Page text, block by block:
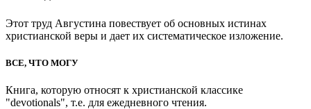
Этот труд Августина повествует об основных истинах
христианской веры и дает их систематическое изложение.
ВСЕ, ЧТО МОГУ
Книга, которую относят к христианской классике
"devotionals", т.е. для ежедневного чтения.